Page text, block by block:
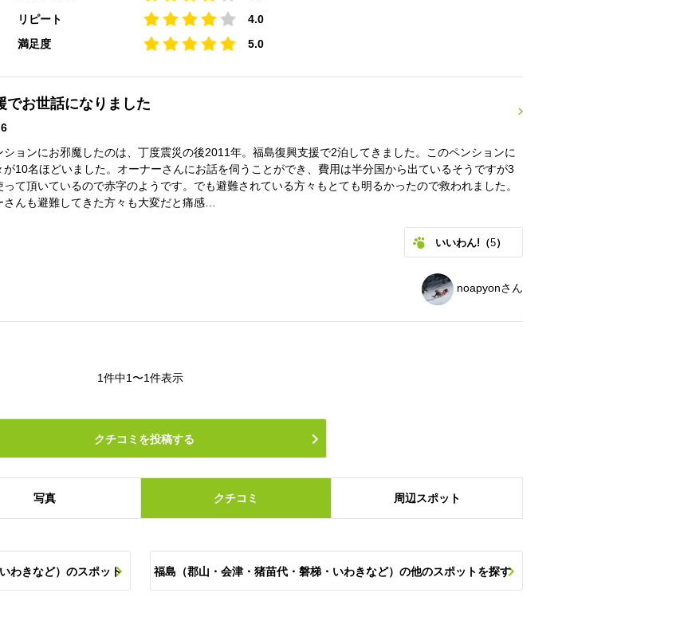
リピート
4.0
満足度
5.0
でお世話になりました
ョンにお邪魔したのは、丁度震災の後2011年。福島復興支援で2泊してきました。このペンションに
が10名ほどいました。オーナーさんにお話を伺うことができ、費用は半分国から出ているそうですが3
て頂いているので赤字のようです。でも避難されている方々もとても明るかったので救われました。
んも避難してきた方々も大変だと痛感…
いいわん!（5）
noapyonさん
1件中1〜1件表示
クチコミを投稿する
写真 クチコミ 周辺スポット
わきなど）のスポット 福島（郡山・会津・猪苗代・磐梯・いわきなど）の他のスポットを探す